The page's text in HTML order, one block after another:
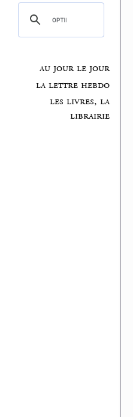
au jour le jour
la lettre hebdo
les livres, la
librairie